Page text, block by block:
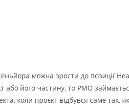
можна зрости до позиції
або його частину, то PMO
коли проєкт відбувся саме так,